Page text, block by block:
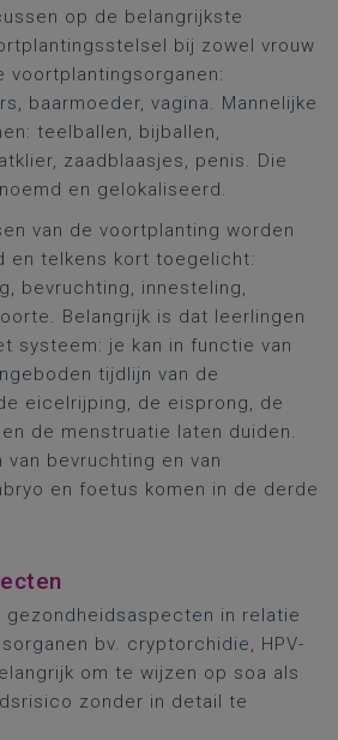
op de belangrijkste
bij zowel vrouw
voortplantingsorganen:
baarmoeder, vagina. Mannelijke
teelballen, bijballen,
zaadblaasjes, penis. Die
en gelokaliseerd.
van de voortplanting worden
en telkens kort toegelicht:
bevruchting, innesteling,
Belangrijk is dat leerlingen
systeem: je kan in functie van
tijdlijn van de
eicelrijping, de eisprong, de
de menstruatie laten duiden.
bevruchting en van
en foetus komen in de derde
in relatie
bv. cryptorchidie, HPV-
om te wijzen op soa als
zonder in detail te